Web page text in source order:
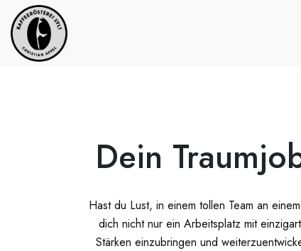
Dein
Hast du Lust, in einem tollen Team an
dich nicht nur ein Arbeitsplatz mit
Stärken einzubringen und